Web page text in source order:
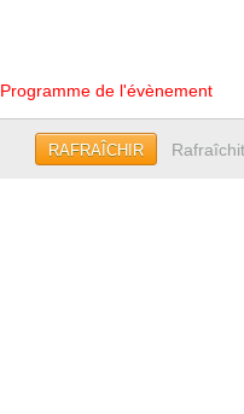
Programme de l'évènement
RAFRAÎCHIR